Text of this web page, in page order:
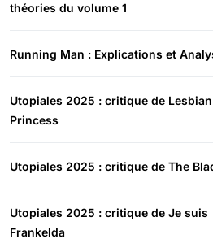
théories du volume 1
Running Man : Explications et
Utopiales 2025 : critique de
Princess
Utopiales 2025 : critique de The
Utopiales 2025 : critique de Je suis
Frankelda